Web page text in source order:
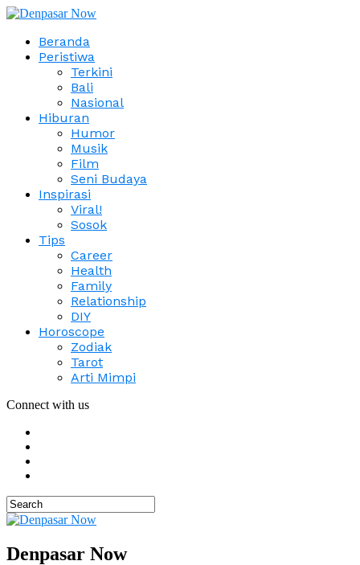
Beranda
Peristiwa
Terkini
Bali
Nasional
Hiburan
Humor
Musik
Film
Seni Budaya
Inspirasi
Viral!
Sosok
Tips
Career
Health
Family
Relationship
DIY
Horoscope
Zodiak
Tarot
Arti Mimpi
Connect with us
Denpasar Now